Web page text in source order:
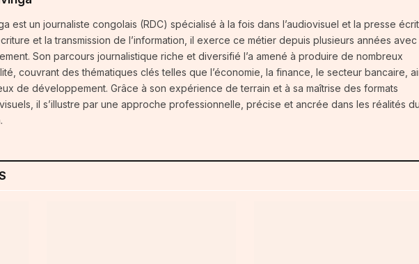
est un journaliste congolais (RDC) spécialisé à la fois dans l’audiovisuel et la presse
et la transmission de l’information, il exerce ce métier depuis plusieurs années avec
Son parcours journalistique riche et diversifié l’a amené à produire de nombreux
couvrant des thématiques clés telles que l’économie, la finance, le secteur bancaire,
de développement. Grâce à son expérience de terrain et à sa maîtrise des formats
il s’illustre par une approche professionnelle, précise et ancrée dans les réalités